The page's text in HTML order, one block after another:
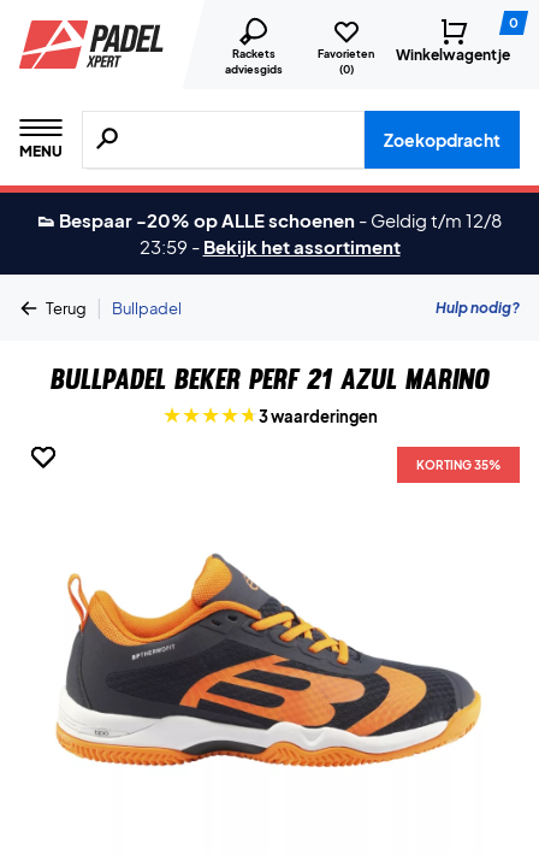
Rackets
adviesgids
Favorieten
(0)
0
Winkelwagentje
MENU
Zoeken naar producten, merken etc.
Zoekopdracht
👟 Bespaar -20% op ALLE schoenen - Geldig t/m 12/8
23:59 - Bekijk het assortiment
Terug | Bullpadel Hulp nodig?
Bullpadel Beker Perf 21 Azul Marino
3 waarderingen
KORTING 35%
KORTING 35%
KORTING 35%